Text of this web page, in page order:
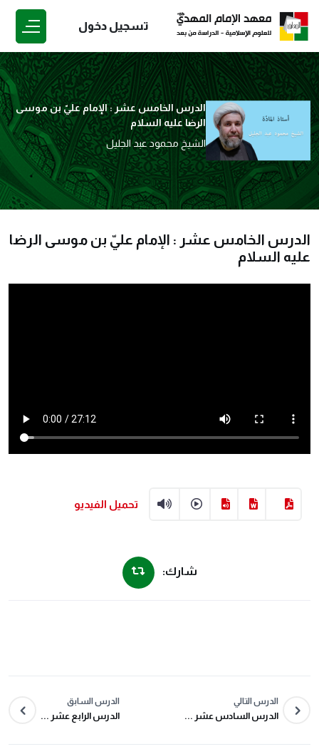
تسجيل دخول
الدرس الخامس عشر : الإمام عليّ بن موسى
الرضا عليه السلام
الشيخ محمود عبد الجليل
الدرس الخامس عشر : الإمام عليّ بن موسى الرضا
عليه السلام
تحميل الفيديو
شارك:
الدرس التالي
الدرس السادس عشر ...
الدرس السابق
الدرس الرابع عشر ...